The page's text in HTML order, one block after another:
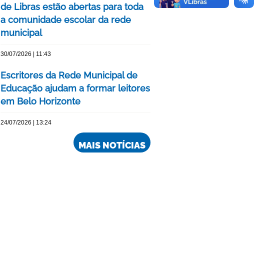
de Libras estão abertas para toda
a comunidade escolar da rede
municipal
30/07/2026 | 11:43
Escritores da Rede Municipal de
Educação ajudam a formar leitores
em Belo Horizonte
24/07/2026 | 13:24
MAIS NOTÍCIAS